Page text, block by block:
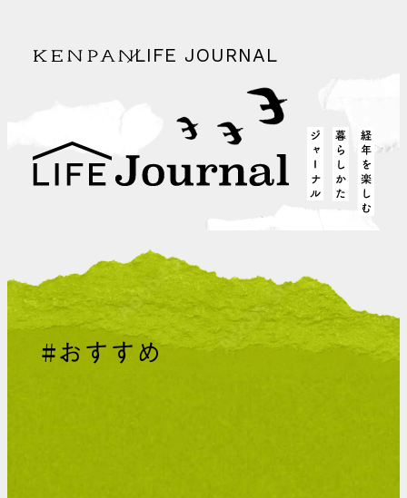
KENPAN LIFE JOURNAL
life journal 経年を
#おすすめ